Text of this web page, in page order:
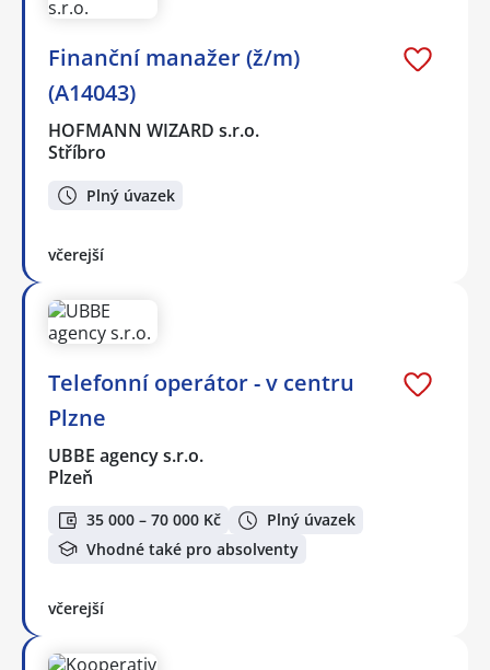
Finanční manažer (ž/m)
(A14043)
HOFMANN WIZARD s.r.o.
Stříbro
Plný úvazek
včerejší
Telefonní operátor - v centru
Plzne
UBBE agency s.r.o.
Plzeň
35 000 – 70 000 Kč
Plný úvazek
Vhodné také pro absolventy
včerejší